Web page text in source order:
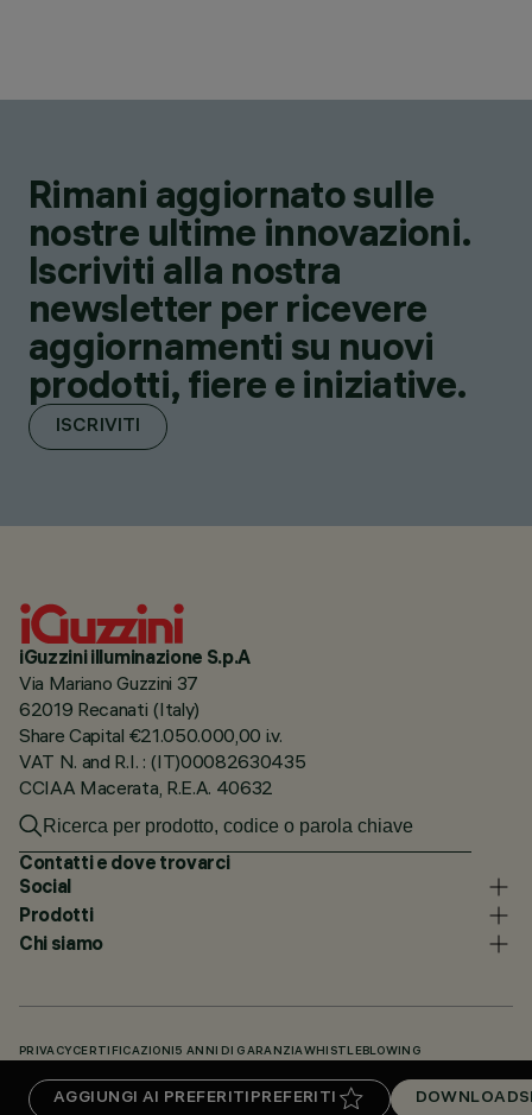
AGGIUNGI AI PREFERITI PREFERITI DOWNLOADS
Rimani aggiornato sulle
nostre ultime innovazioni.
Iscriviti alla nostra
newsletter per ricevere
aggiornamenti su nuovi
prodotti, fiere e iniziative.
ISCRIVITI
iGuzzini illuminazione S.p.A
Via Mariano Guzzini 37
62019 Recanati (Italy)
Share Capital €21.050.000,00 i.v.
VAT N. and R.I. : (IT)00082630435
CCIAA Macerata, R.E.A. 40632
Contatti e dove trovarci
Social
Prodotti
Chi siamo
PRIVACY CERTIFICAZIONI 5 ANNI DI GARANZIAWHISTLEBLOWING
KNOWLEDGE BASE (LOGIN NECESSARIO)DOWNLOADS